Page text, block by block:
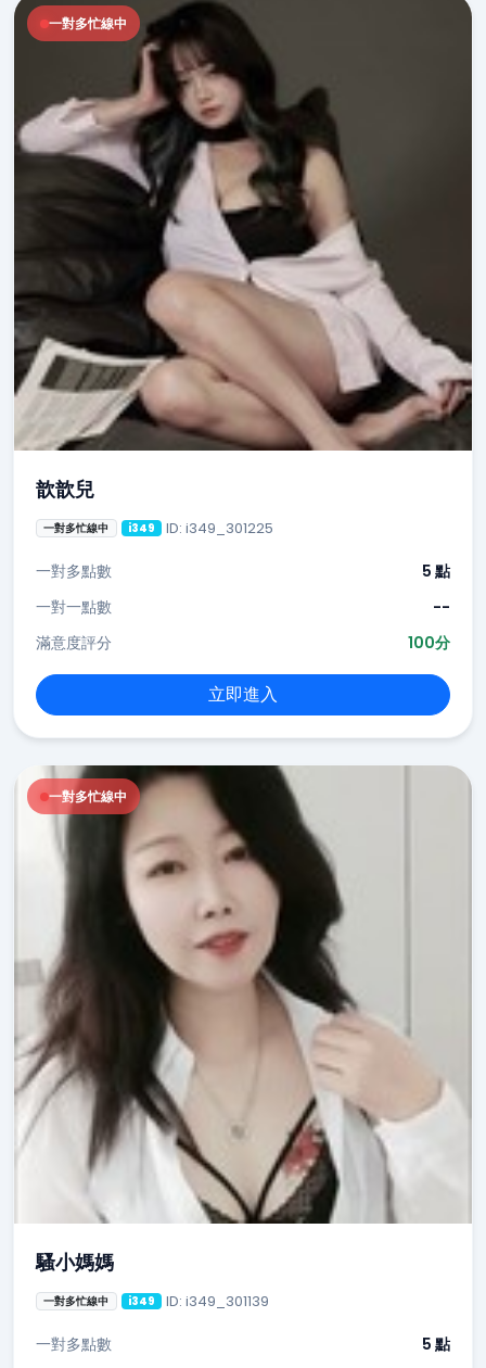
一對多忙線中
歆歆兒
一對多忙線中 i349 ID: i349_301225
一對多點數
5 點
一對一點數
--
滿意度評分
100分
立即進入
一對多忙線中
騷小媽媽
一對多忙線中 i349 ID: i349_301139
一對多點數 5 點